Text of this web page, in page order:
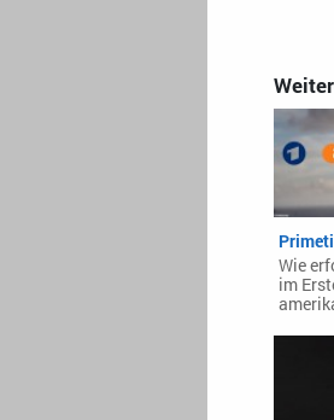
Wie
im